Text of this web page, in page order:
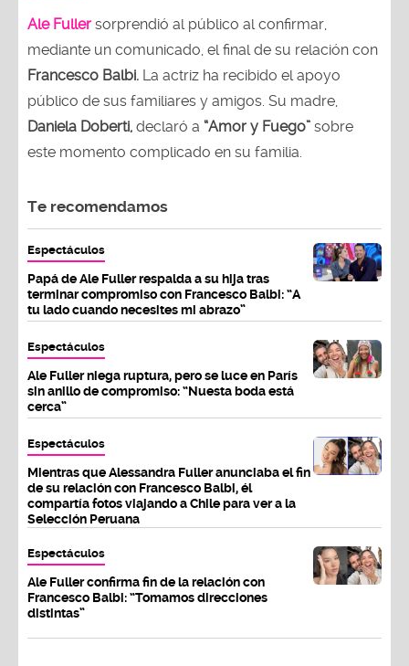
Ale Fuller sorprendió al público al confirmar,
mediante un comunicado, el final de su relación con
Francesco Balbi. La actriz ha recibido el apoyo
público de sus familiares y amigos. Su madre,
Daniela Doberti, declaró a “Amor y Fuego” sobre
este momento complicado en su familia.
Te recomendamos
Espectáculos
Papá de Ale Fuller respalda a su hija tras
terminar compromiso con Francesco Balbi: “A
tu lado cuando necesites mi abrazo”
Espectáculos
Ale Fuller niega ruptura, pero se luce en París
sin anillo de compromiso: “Nuesta boda está
cerca”
Espectáculos
Mientras que Alessandra Fuller anunciaba el fin
de su relación con Francesco Balbi, él
compartía fotos viajando a Chile para ver a la
Selección Peruana
Espectáculos
Ale Fuller confirma fin de la relación con
Francesco Balbi: “Tomamos direcciones
distintas”